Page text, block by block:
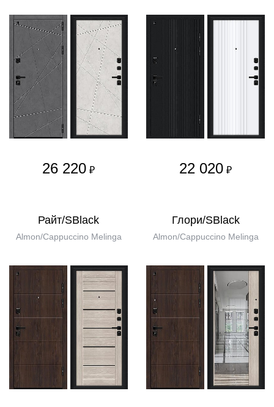
26 220 ₽ 22 020 ₽
Райт/SBlack
Almon/Cappuccino Melinga
Глори/SBlack
Almon/Cappuccino Melinga